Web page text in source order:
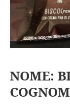
NOME: